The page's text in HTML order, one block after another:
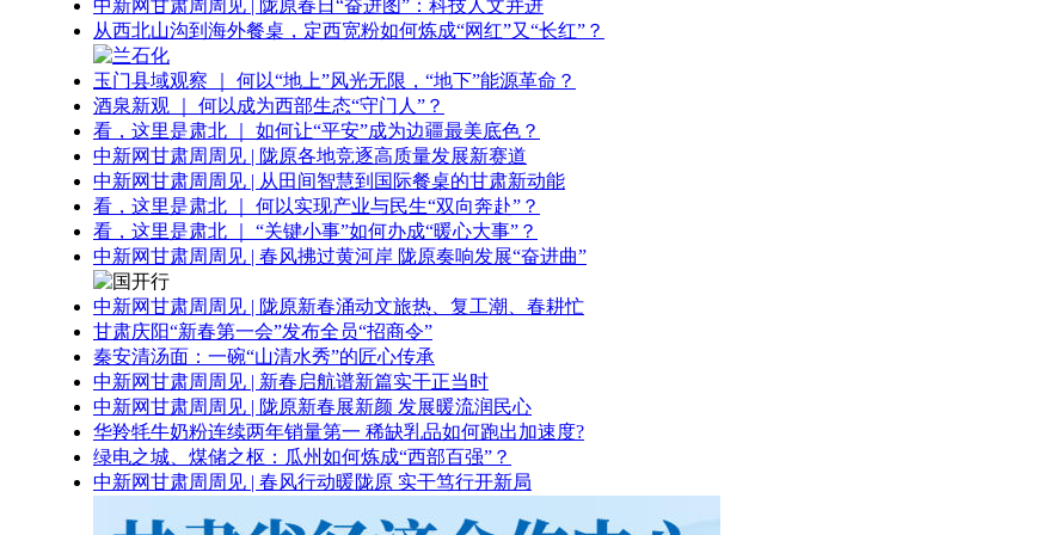
中新网甘肃周周见 | 陇原春日“奋进图”：科技人文并进
从西北山沟到海外餐桌，定西宽粉如何炼成“网红”又“长红”？
玉门县域观察 ｜ 何以“地上”风光无限，“地下”能源革命？
酒泉新观 ｜ 何以成为西部生态“守门人”？
看，这里是肃北 ｜ 如何让“平安”成为边疆最美底色？
中新网甘肃周周见 | 陇原各地竞逐高质量发展新赛道
中新网甘肃周周见 | 从田间智慧到国际餐桌的甘肃新动能
看，这里是肃北 ｜ 何以实现产业与民生“双向奔赴”？
看，这里是肃北 ｜ “关键小事”如何办成“暖心大事”？
中新网甘肃周周见 | 春风拂过黄河岸 陇原奏响发展“奋进曲”
中新网甘肃周周见 | 陇原新春涌动文旅热、复工潮、春耕忙
甘肃庆阳“新春第一会”发布全员“招商令”
秦安清汤面：一碗“山清水秀”的匠心传承
中新网甘肃周周见 | 新春启航谱新篇实干正当时
中新网甘肃周周见 | 陇原新春展新颜 发展暖流润民心
华羚牦牛奶粉连续两年销量第一 稀缺乳品如何跑出加速度?
绿电之城、煤储之枢：瓜州如何炼成“西部百强”？
中新网甘肃周周见 | 春风行动暖陇原 实干笃行开新局